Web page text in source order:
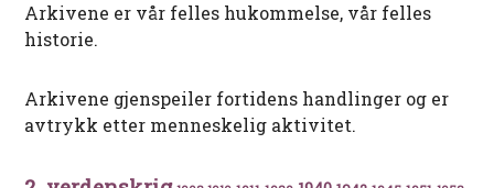
Arkivene er vår felles hukommelse, vår felles
historie.
Arkivene gjenspeiler fortidens handlinger og er
avtrykk etter menneskelig aktivitet.